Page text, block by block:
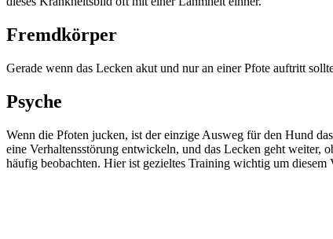
Fremdkörper
Gerade wenn das Lecken akut und nur an einer Pfote auftritt
Psyche
Wenn die Pfoten jucken, ist der einzige Ausweg für den Hund
eine Verhaltensstörung entwickeln, und das Lecken geht weiter,
häufig beobachten. Hier ist gezieltes Training wichtig um diesem